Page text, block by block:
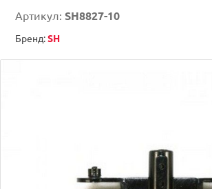
Артикул: SH8827-10
Бренд:SH